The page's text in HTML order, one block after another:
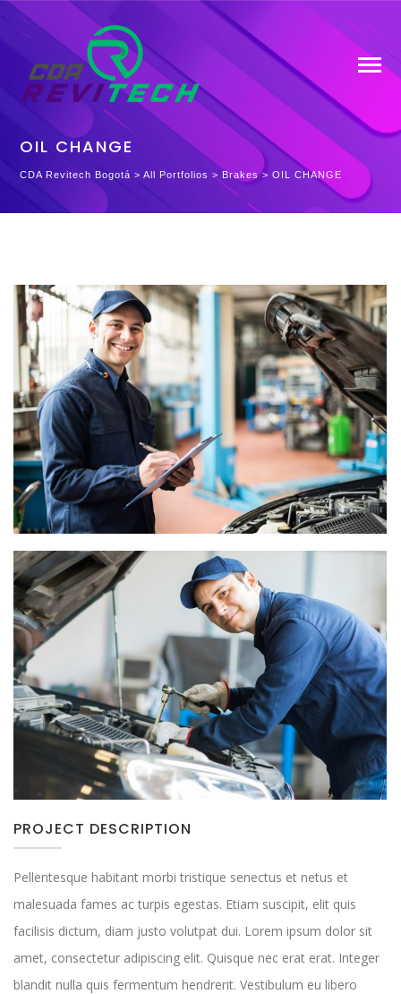
OIL CHANGE
CDA Revitech Bogotá >All Portfolios > Brakes>OIL CHANGE
PROJECT DESCRIPTION
Pellentesque habitant morbi tristique senectus et netus et
malesuada fames ac turpis egestas. Etiam suscipit, elit quis
facilisis dictum, diam justo volutpat dui. Lorem ipsum dolor sit
amet, consectetur adipiscing elit. Quisque nec erat erat. Integer
blandit nulla quis fermentum hendrerit. Vestibulum eu libero